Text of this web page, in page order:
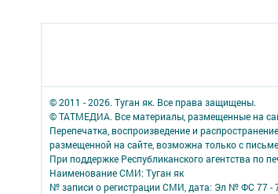
© 2011 - 2026. Туган як. Все права защищены.
© ТАТМЕДИА. Все материалы, размещенные на
Перепечатка, воспроизведение и
размещенной на сайте, возможна только с
При поддержке Республиканского агентства по
Наименование СМИ: Туган як
№ записи о регистрации СМИ, дата: Эл № ФС 77 -